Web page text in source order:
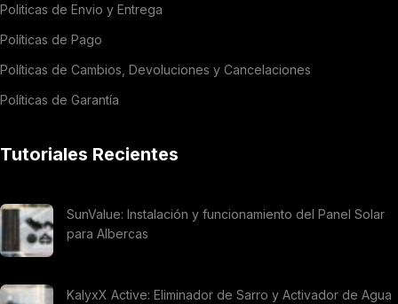
Politicas de Envio y Entrega
Políticas de Pago
Políticas de Cambios, Devoluciones y Cancelaciones
Políticas de Garantía
Tutoriales Recientes
SunValue: Instalación y funcionamiento del Panel Solar
para Albercas
KalyxX Active: Eliminador de Sarro y Activador de Agua